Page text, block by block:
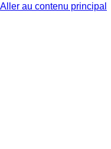
Aller au contenu principal